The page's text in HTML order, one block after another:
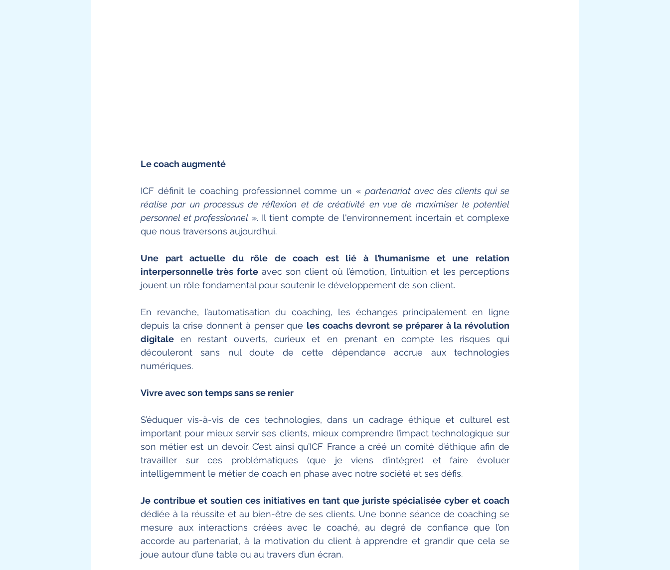
Le coach augmenté
ICF définit le coaching professionnel comme un « partenariat avec des clients qui se
réalise par un processus de réflexion et de créativité en vue de maximiser le potentiel
personnel et professionnel ». Il tient compte de l'environnement incertain et complexe
que nous traversons aujourd’hui.
Une part actuelle du rôle de coach est lié à l’humanisme et une relation
interpersonnelle très forte avec son client où l’émotion, l’intuition et les perceptions
jouent un rôle fondamental pour soutenir le développement de son client.
En revanche, l’automatisation du coaching, les échanges principalement en ligne
depuis la crise donnent à penser que les coachs devront se préparer à la révolution
digitale en restant ouverts, curieux et en prenant en compte les risques qui
découleront sans nul doute de cette dépendance accrue aux technologies
numériques.
Vivre avec son temps sans se renier
S’éduquer vis-à-vis de ces technologies, dans un cadrage éthique et culturel est
important pour mieux servir ses clients, mieux comprendre l’impact technologique sur
son métier est un devoir. C’est ainsi qu’ICF France a créé un comité d’éthique afin de
travailler sur ces problématiques (que je viens d’intégrer) et faire évoluer
intelligemment le métier de coach en phase avec notre société et ses défis.
dédiée à la réussite et au bien-être de ses clients. Une bonne séance de coaching se
mesure aux interactions créées avec le coaché, au degré de confiance que l’on
accorde au partenariat, à la motivation du client à apprendre et grandir que cela se
joue autour d’une table ou au travers d’un écran.